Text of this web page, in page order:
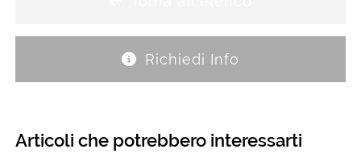
Richiedi Info
Articoli che potrebbero interessarti